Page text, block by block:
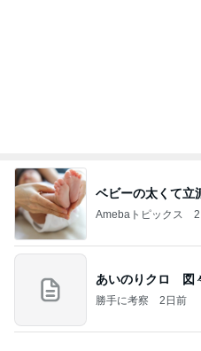
ベビーの太くて立
Amebaトピックス
あいのりクロ 図
勝手に考察 2日前